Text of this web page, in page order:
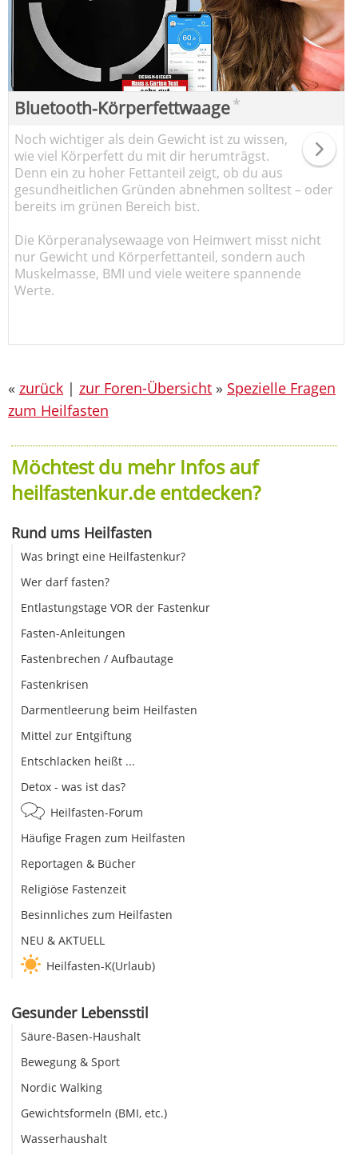
Bluetooth-Körperfettwaage*
Noch wichtiger als dein Gewicht ist zu wissen,
wie viel Körperfett du mit dir herumträgst.
Denn ein zu hoher Fettanteil zeigt, ob du aus
gesundheitlichen Gründen abnehmen solltest – oder
bereits im grünen Bereich bist.
Die Körperanalysewaage von Heimwert misst nicht
nur Gewicht und Körperfettanteil, sondern auch
Muskelmasse, BMI und viele weitere spannende
Werte.
« zurück | zur Foren-Übersicht » Spezielle Fragen
zum Heilfasten
Möchtest du mehr Infos auf
heilfastenkur.de entdecken?
Rund ums Heilfasten
Was bringt eine Heilfastenkur?
Wer darf fasten?
Entlastungstage VOR der Fastenkur
Fasten-Anleitungen
Fastenbrechen / Aufbautage
Fastenkrisen
Darmentleerung beim Heilfasten
Mittel zur Entgiftung
Entschlacken heißt ...
Detox - was ist das?
Heilfasten-Forum
Häufige Fragen zum Heilfasten
Reportagen & Bücher
Religiöse Fastenzeit
Besinnliches zum Heilfasten
NEU & AKTUELL
Heilfasten-K(Urlaub)
Gesunder Lebensstil
Säure-Basen-Haushalt
Bewegung & Sport
Nordic Walking
Gewichtsformeln (BMI, etc.)
Wasserhaushalt